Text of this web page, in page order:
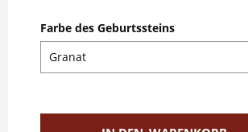
Farbe des Geburtssteins